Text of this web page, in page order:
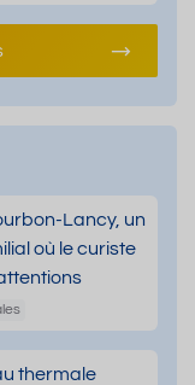
Lancy, un
où le curiste
thermale